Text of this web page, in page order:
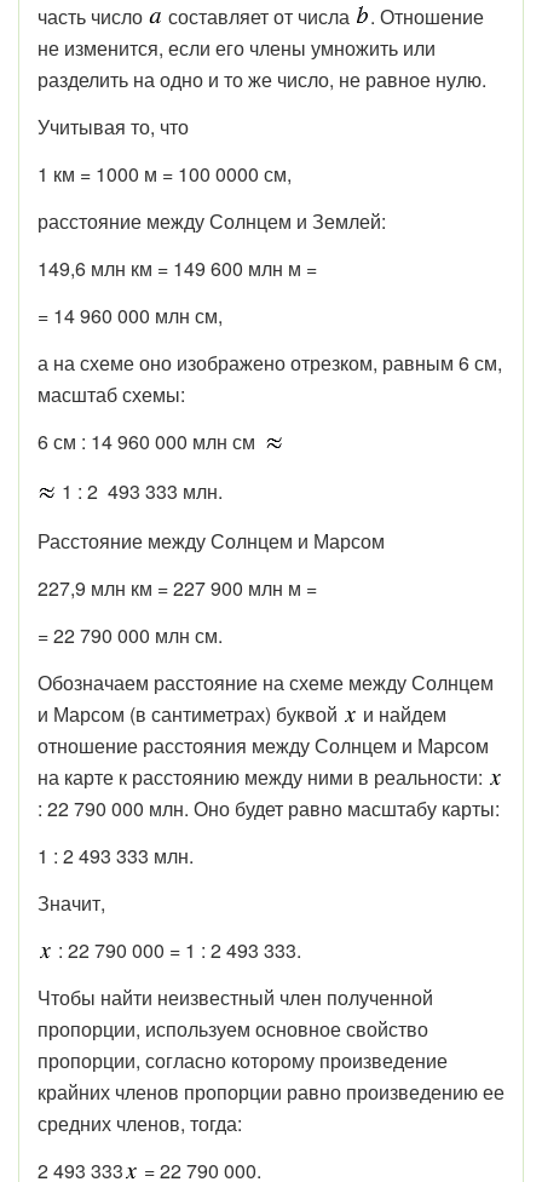
часть число
составляет от числа
. Отношение
не изменится, если его члены умножить или
разделить на одно и то же число, не равное нулю.
Учитывая то, что
1 км = 1000 м = 100 0000 см,
расстояние между Солнцем и Землей:
149,6 млн км = 149 600 млн м =
= 14 960 000 млн см,
а на схеме оно изображено отрезком, равным 6 см,
масштаб схемы:
6 см : 14 960 000 млн см
1 : 2 493 333 млн.
Расстояние между Солнцем и Марсом
227,9 млн км = 227 900 млн м =
= 22 790 000 млн см.
Обозначаем расстояние на схеме между Солнцем
и Марсом (в сантиметрах) буквой
и найдем
отношение расстояния между Солнцем и Марсом
на карте к расстоянию между ними в реальности:
: 22 790 000 млн. Оно будет равно масштабу карты:
1 : 2 493 333 млн.
Значит,
: 22 790 000 = 1 : 2 493 333.
Чтобы найти неизвестный член полученной
пропорции, используем основное свойство
пропорции, согласно которому произведение
крайних членов пропорции равно произведению ее
средних членов, тогда:
2 493 333
= 22 790 000.